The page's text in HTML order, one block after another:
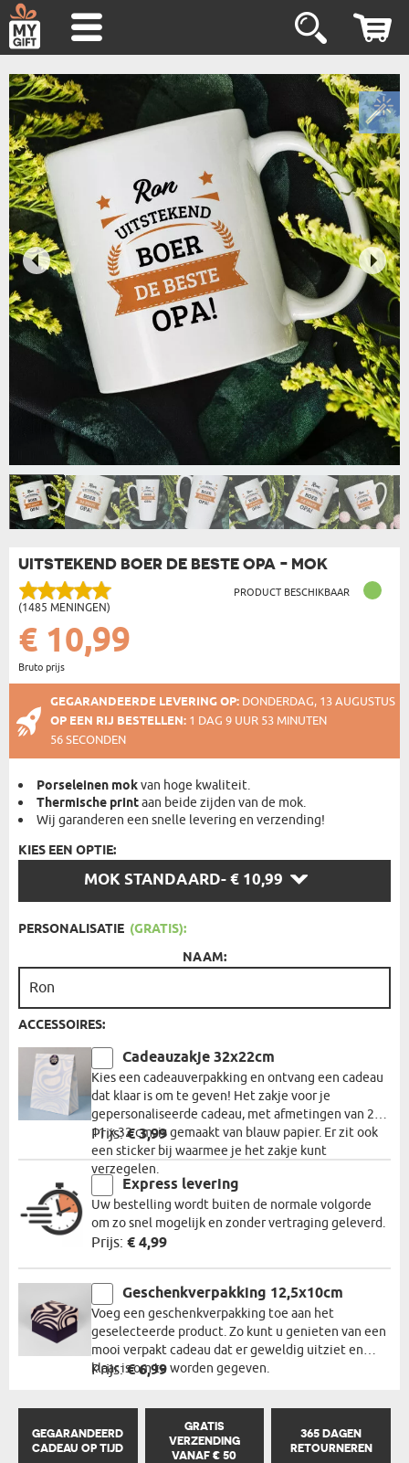
UITSTEKEND BOER DE BESTE OPA - MOK
(1485 MENINGEN)
PRODUCT BESCHIKBAAR
€ 10,99
Bruto prijs
GEGARANDEERDE LEVERING OP: DONDERDAG, 13 AUGUSTUS
OP EEN RIJ BESTELLEN: 1 DAG 9 UUR 53 MINUTEN
55 SECONDEN
Porseleinen mokvan hoge kwaliteit.
Thermische printaan beide zijden van de mok.
Wij garanderen een snelle levering en verzending!
KIES EEN OPTIE:
MOK STANDAARD- € 10,99
OPTIE:
PERSONALISATIE (GRATIS):
NAAM:
ACCESSOIRES:
Cadeauzakje 32x22cm
Kies een cadeauverpakking en ontvang een cadeau
dat klaar is om te geven! Het zakje voor je
gepersonaliseerde cadeau, met afmetingen van 22 x
11 x 32 cm, is gemaakt van blauw papier. Er zit ook
een sticker bij waarmee je het zakje kunt
verzegelen.
Prijs:€ 3,99
Express levering
Uw bestelling wordt buiten de normale volgorde
om zo snel mogelijk en zonder vertraging geleverd.
Prijs: € 4,99
Geschenkverpakking 12,5x10cm
Voeg een geschenkverpakking toe aan het
geselecteerde product. Zo kunt u genieten van een
mooi verpakt cadeau dat er geweldig uitziet en
klaar is om te worden gegeven.
Prijs:€ 6,99
GEGARANDEERD
CADEAU OP TIJD
GRATIS
VERZENDING
VANAF € 50
365 DAGEN
RETOURNEREN